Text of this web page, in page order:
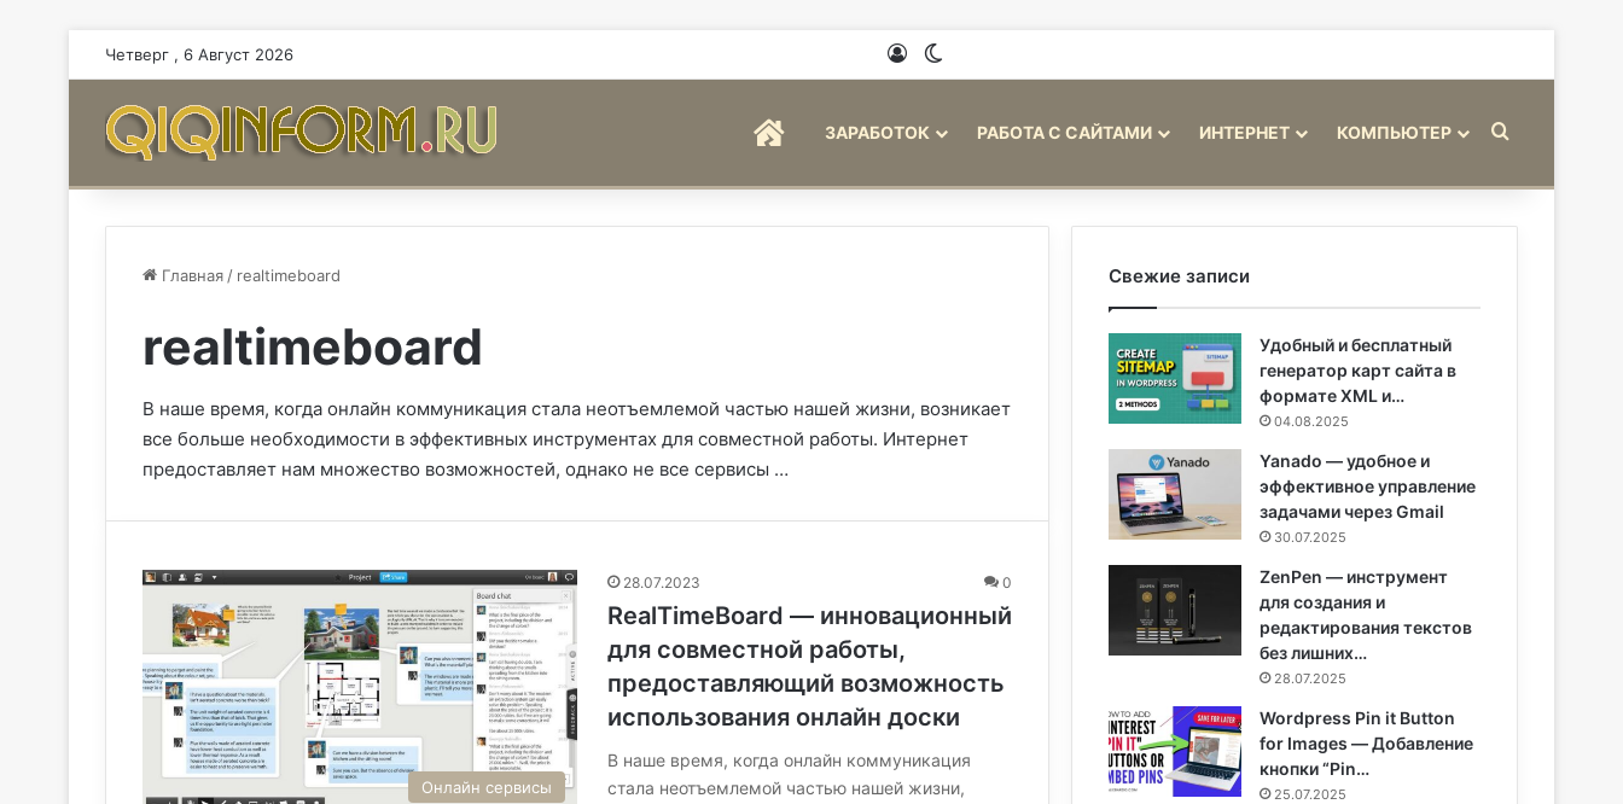
Четверг , 6 Август 2026 Войти
ГЛАВНАЯЗАРАБОТОК РАБОТА С САЙТАМИ ИНТЕРНЕТ КОМПЬЮТЕР
Главная / realtimeboard
realtimeboard
В наше время, когда онлайн коммуникация стала неотъемлемой частью нашей жизни, возникает
все больше необходимости в эффективных инструментах для совместной работы. Интернет
предоставляет нам множество возможностей, однако не все сервисы …
Онлайн сервисы
28.07.2023 0
RealTimeBoard — инновационный
для совместной работы,
предоставляющий возможность
использования онлайн доски
В наше время, когда онлайн коммуникация
стала неотъемлемой частью нашей жизни,
Свежие записи
Удобный и бесплатный
генератор карт сайта в
формате XML и…
04.08.2025
Yanado — удобное и
эффективное управление
задачами через Gmail
30.07.2025
ZenPen — инструмент
для создания и
редактирования текстов
без лишних…
28.07.2025
Wordpress Pin it Button
for Images — Добавление
кнопки “Pin…
25.07.2025